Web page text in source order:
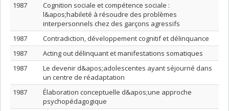
1987
Cognition sociale et compétence sociale :
l&apos;habileté à résoudre des problèmes
interpersonnels chez des garçons agressifs
1987
Contradiction, développement cognitif et délinquance
1987
Acting out délinquant et manifestations somatiques
1987
Le devenir d&apos;adolescentes ayant séjourné dans
un centre de réadaptation
1987
Élaboration conceptuelle d&apos;une approche
psychopédagogique